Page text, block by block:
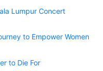
Lumpur Concert
to Empower Women
to Die For